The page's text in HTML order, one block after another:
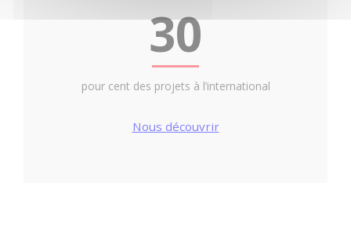
30
pour cent des projets à l’international
Nous découvrir